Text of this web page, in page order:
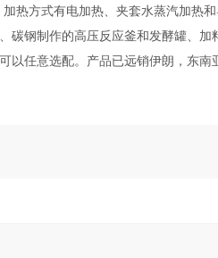
热方式有电加热、夹套水蒸汽加热
钢制作的高压反应釜和发酵罐、
以任意选配。产品已远销伊朗，东